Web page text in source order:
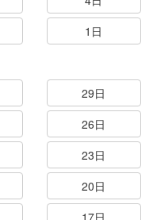
1日
29日
26日
23日
20日
17日